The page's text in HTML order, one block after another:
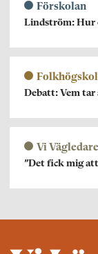
Förskolan
Lindström: Hur
Debatt: Vem
Vi Vägledare
”Det fick mig